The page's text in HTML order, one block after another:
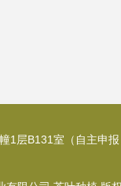
1层B131室（自主申